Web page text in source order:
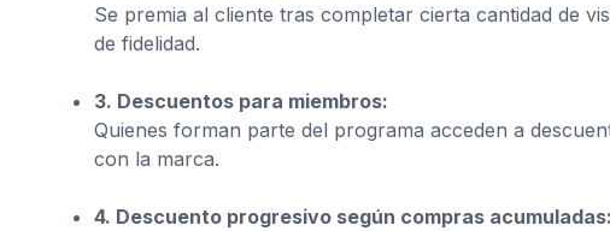
Se premia al cliente tras completar cierta cantidad de
de fidelidad.
3. Descuentos para miembros:
Quienes forman parte del programa acceden a
con la marca.
4. Descuento progresivo según compras acumuladas: